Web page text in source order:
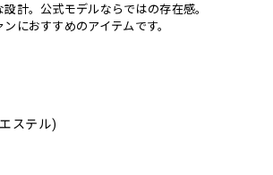
計。公式モデルならではの存在感。
におすすめのアイテムです。
ステル)